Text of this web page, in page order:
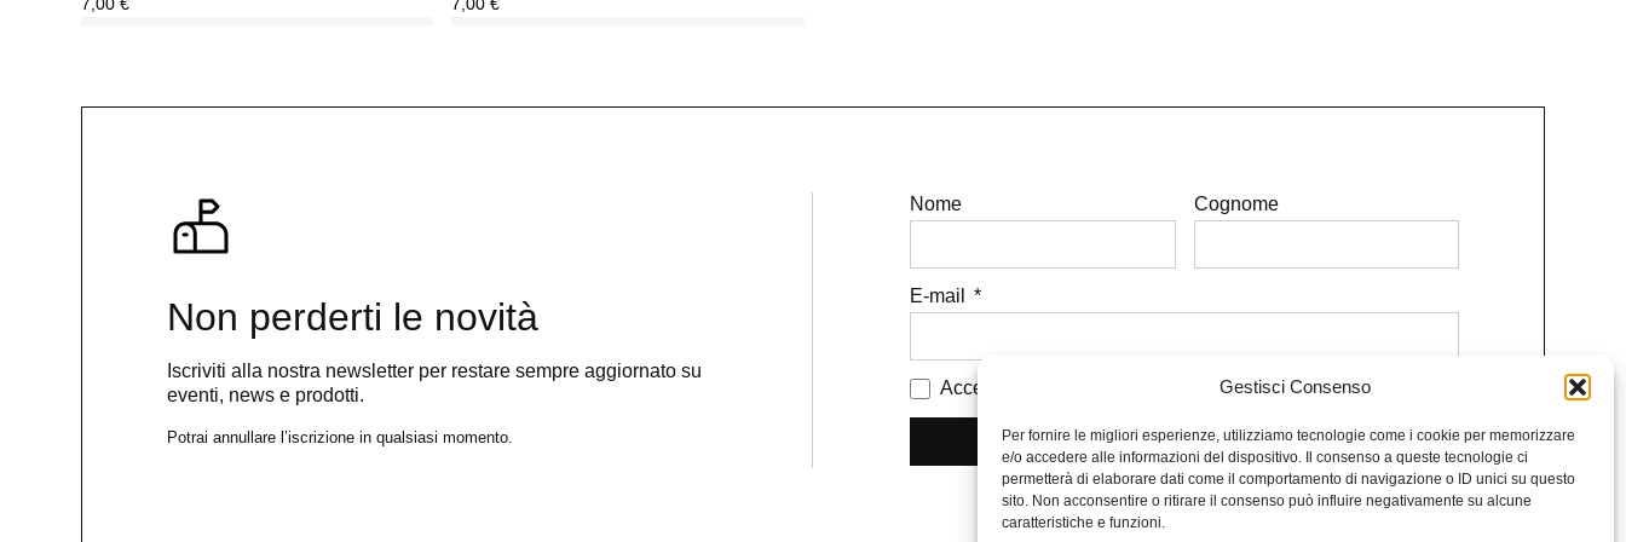
Gestisci Consenso
Per fornire le migliori esperienze, utilizziamo tecnologie come i cookie per memorizzare
e/o accedere alle informazioni del dispositivo. Il consenso a queste tecnologie ci
permetterà di elaborare dati come il comportamento di navigazione o ID unici su questo
sito. Non acconsentire o ritirare il consenso può influire negativamente su alcune
caratteristiche e funzioni.
7,00€ 7,00€
Non perderti le novità
Iscriviti alla nostra newsletter per restare sempre aggiornato su
eventi, news e prodotti.
Potrai annullare l’iscrizione in qualsiasi momento.
Nome Cognome
E-mail
Accetto i termini e le condizioni.
Iscriviti alla Newsletter